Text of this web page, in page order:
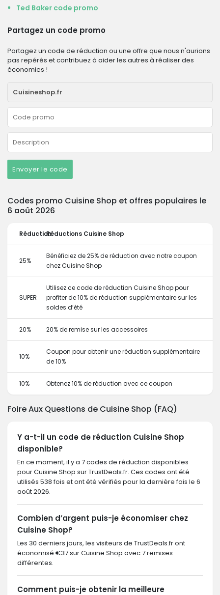
Ted Baker code promo
Partagez un code promo
Partagez un code de réduction ou une offre que nous n'aurions
pas repérés et contribuez à aider les autres à réaliser des
économies !
Envoyer le code
Codes promo Cuisine Shop et offres populaires le
6 août 2026
RéductionRéductions Cuisine Shop
25%
Bénéficiez de 25% de réduction avec notre coupon
chez Cuisine Shop
SUPER
Utilisez ce code de réduction Cuisine Shop pour
profiter de 10% de réduction supplémentaire sur les
soldes d’été
20% 20% de remise sur les accessoires
10%
Coupon pour obtenir une réduction supplémentaire
de 10%
10% Obtenez 10% de réduction avec ce coupon
Foire Aux Questions de Cuisine Shop (FAQ)
Y a-t-il un code de réduction Cuisine Shop
disponible?
En ce moment, il y a 7 codes de réduction disponibles
pour Cuisine Shop sur TrustDeals.fr. Ces codes ont été
utilisés 538 fois et ont été vérifiés pour la dernière fois le 6
août 2026.
Combien d’argent puis-je économiser chez
Cuisine Shop?
Les 30 derniers jours, les visiteurs de TrustDeals.fr ont
économisé €37 sur Cuisine Shop avec 7 remises
différentes.
Comment puis-je obtenir la meilleure